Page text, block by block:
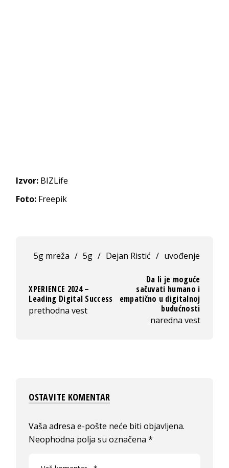
Izvor: BIZLife
Foto: Freepik
5g mreža / 5g / Dejan Ristić / uvođenje
XPERIENCE 2024 –
Leading Digital Success
prethodna vest
Da li je moguće
sačuvati humano i
empatično u digitalnoj
budućnosti
naredna vest
OSTAVITE KOMENTAR
Vaša adresa e-pošte neće biti objavljena.
Neophodna polja su označena*